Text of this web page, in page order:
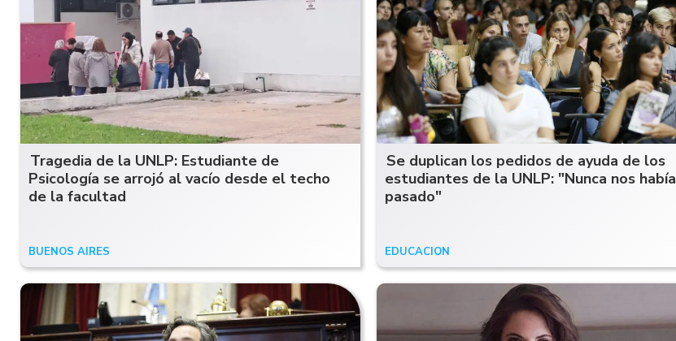
Tragedia de la UNLP: Estudiante de
Psicología se arrojó al vacío desde el techo
de la facultad
BUENOS AIRES
Se duplican los pedidos de ayuda de los
estudiantes de la UNLP: "Nunca nos había
pasado"
EDUCACIÓN